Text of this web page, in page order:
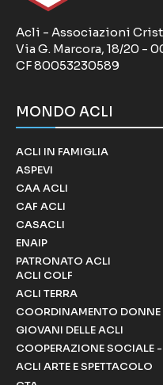
Acli - Associazioni
Via G. Marcora, 18/20 -
CF 80053230589
MONDO ACLI
ACLI IN FAMIGLIA
ASPEVI
CAA ACLI
CAF ACLI
CASACLI
ENAIP
PATRONATO ACLI
ACLI COLF
ACLI TERRA
COORDINAMENTO DONNE
GIOVANI DELLE ACLI
COOPERAZIONE SOCIALE -
ACLI ARTE E SPETTACOLO